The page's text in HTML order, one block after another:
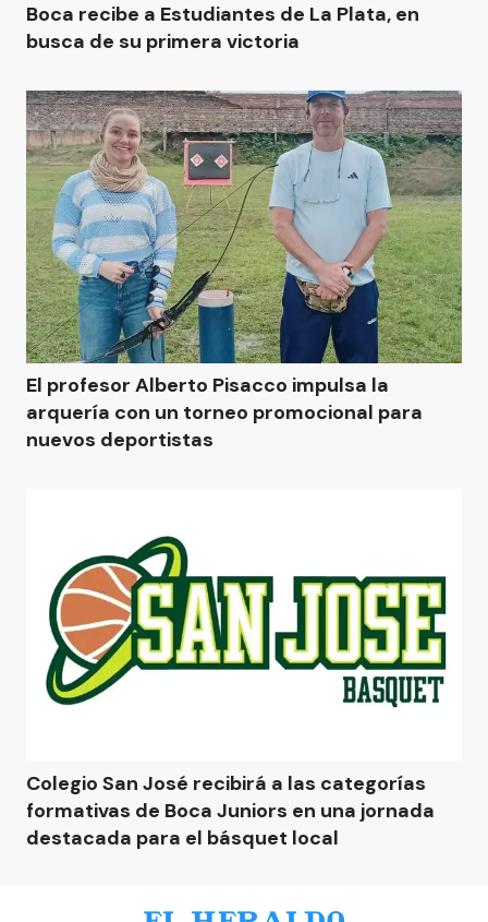
Boca recibe a Estudiantes de La Plata, en
busca de su primera victoria
El profesor Alberto Pisacco impulsa la
arquería con un torneo promocional para
nuevos deportistas
Colegio San José recibirá a las categorías
formativas de Boca Juniors en una jornada
destacada para el básquet local